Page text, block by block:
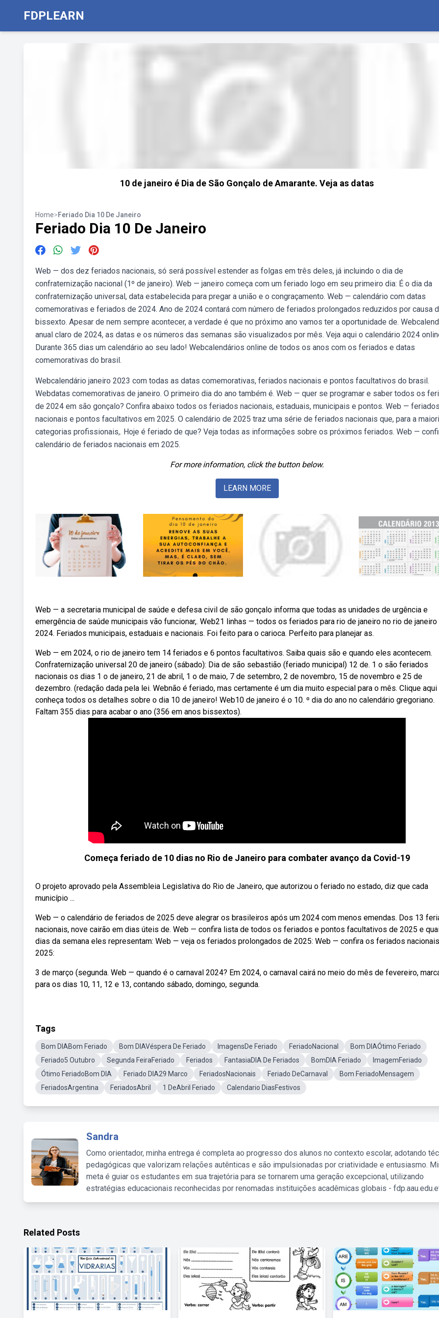
FDPLEARN
10 de janeiro é Dia de São Gonçalo de Amarante. Veja as datas
Home>Feriado Dia 10 De Janeiro
Feriado Dia 10 De Janeiro
Web — dos dez feriados nacionais, só será possível estender as folgas em três deles, já incluindo o dia de
confraternização nacional (1º de janeiro). Web — janeiro começa com um feriado logo em seu primeiro dia: É o dia da
confraternização universal, data estabelecida para pregar a união e o congraçamento. Web — calendário com datas
comemorativas e feriados de 2024. Ano de 2024 contará com número de feriados prolongados reduzidos por causa
bissexto. Apesar de nem sempre acontecer, a verdade é que no próximo ano vamos ter a oportunidade de.
anual claro de 2024, as datas e os números das semanas são visualizados por mês. Veja aqui o calendário 2024
Durante 365 dias um calendário ao seu lado! Webcalendários online de todos os anos com os feriados e datas
comemorativas do brasil.
Webcalendário janeiro 2023 com todas as datas comemorativas, feriados nacionais e pontos facultativos do brasil.
Webdatas comemorativas de janeiro. O primeiro dia do ano também é. Web — quer se programar e saber todos os
de 2024 em são gonçalo? Confira abaixo todos os feriados nacionais, estaduais, municipais e pontos. Web —
nacionais e pontos facultativos em 2025. O calendário de 2025 traz uma série de feriados nacionais que, para a
categorias profissionais,. Hoje é feriado de que? Veja todas as informações sobre os próximos feriados. Web —
calendário de feriados nacionais em 2025.
For more information, click the button below.
LEARN MORE
Web — a secretaria municipal de saúde e defesa civil de são gonçalo informa que todas as unidades de urgência e
emergência de saúde municipais vão funcionar,. Web21 linhas — todos os feriados para rio de janeiro no rio de janeiro
2024. Feriados municipais, estaduais e nacionais. Foi feito para o carioca. Perfeito para planejar as.
Web — em 2024, o rio de janeiro tem 14 feriados e 6 pontos facultativos. Saiba quais são e quando eles acontecem.
Confraternização universal 20 de janeiro (sábado): Dia de são sebastião (feriado municipal) 12 de. 1 o são feriados
nacionais os dias 1 o de janeiro, 21 de abril, 1 o de maio, 7 de setembro, 2 de novembro, 15 de novembro e 25 de
dezembro. (redação dada pela lei. Webnão é feriado, mas certamente é um dia muito especial para o mês. Clique aqui
conheça todos os detalhes sobre o dia 10 de janeiro! Web10 de janeiro é o 10. º dia do ano no calendário gregoriano.
Faltam 355 dias para acabar o ano (356 em anos bissextos).
Começa feriado de 10 dias no Rio de Janeiro para combater avanço da Covid-19
O projeto aprovado pela Assembleia Legislativa do Rio de Janeiro, que autorizou o feriado no estado, diz que cada
município ...
Web — o calendário de feriados de 2025 deve alegrar os brasileiros após um 2024 com menos emendas. Dos 13
nacionais, nove cairão em dias úteis de. Web — confira lista de todos os feriados e pontos facultativos de 2025 e
dias da semana eles representam: Web — veja os feriados prolongados de 2025: Web — confira os feriados
2025:
3 de março (segunda. Web — quando é o carnaval 2024? Em 2024, o carnaval cairá no meio do mês de fevereiro,
para os dias 10, 11, 12 e 13, contando sábado, domingo, segunda.
Tags
Bom DIABom Feriado Bom DIAVéspera De Feriado ImagensDe Feriado FeriadoNacional
Bom DIAÓtimo Feriado
Feriado5 Outubro
Segunda FeiraFeriado Feriados FantasiaDIA De Feriados BomDIA Feriado
ImagemFeriado
Ótimo FeriadoBom DIA
Feriado DIA29 Marco FeriadosNacionais Feriado DeCarnaval
Bom FeriadoMensagem
FeriadosArgentina
FeriadosAbril 1 DeAbril Feriado Calendario DiasFestivos
Sandra
Como orientador, minha entrega é completa ao progresso dos alunos no contexto escolar, adotando
pedagógicas que valorizam relações autênticas e são impulsionadas por criatividade e entusiasmo.
meta é guiar os estudantes em sua trajetória para se tornarem uma geração excepcional, utilizando
estratégias educacionais reconhecidas por renomadas instituições acadêmicas globais -
Related Posts